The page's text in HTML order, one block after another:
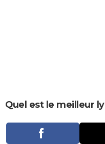
Dictionnaire
Biographies
Expressions
Proverbes
PROGRAMME TV
Quel est le meilleur